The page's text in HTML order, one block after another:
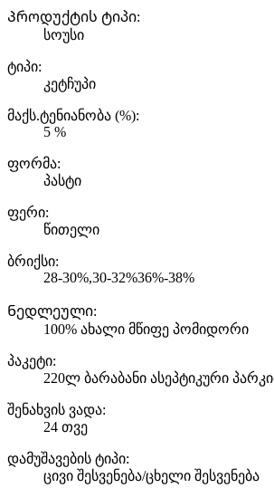
Პროდუქტის ტიპი:
სოუსი
ტიპი:
კეტჩუპი
მაქს.ტენიანობა (%):
5 %
ფორმა:
პასტი
ფერი:
წითელი
ბრიქსი:
28-30%,30-32%36%-38%
Ნედლეული:
100% ახალი მწიფე პომიდორი
პაკეტი:
220ლ ბარაბანი ასეპტიკური
შენახვის ვადა:
24 თვე
დამუშავების ტიპი:
ცივი შესვენება/ცხელი შესვენება